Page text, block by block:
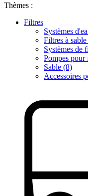
Thèmes :
Filtres
Systèmes
Filtres à
Systèmes de
Pompes pour
Sable (8)
Accessoires